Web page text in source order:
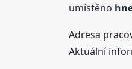
umístěno
Adresa
Aktuální